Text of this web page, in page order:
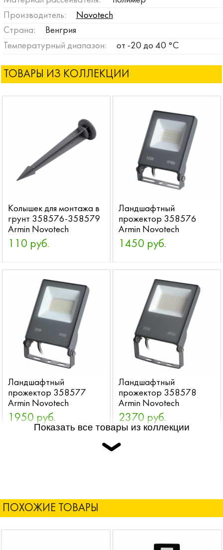
Производитель:
Novotech
Страна:
Венгрия
Температурный диапазон:
от -20 до 40 °C
ТОВАРЫ ИЗ КОЛЛЕКЦИИ
Колышек для монтажа в
грунт 358576-358579
Armin Novotech
110 руб.
Ландшафтный
прожектор 358576
Armin Novotech
1450 руб.
Ландшафтный
прожектор 358577
Armin Novotech
1950 руб.
Ландшафтный
прожектор 358578
Armin Novotech
2370 руб.
Показать все товары из коллекции
ПОХОЖИЕ ТОВАРЫ